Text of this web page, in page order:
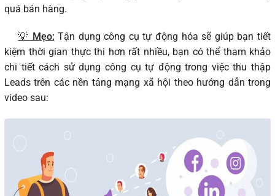
quá bán hàng.
💡 Mẹo: Tận dụng công cụ tự động hóa sẽ giúp bạn tiết
kiệm thời gian thực thi hơn rất nhiều, bạn có thể tham khảo
chi tiết cách sử dụng công cụ tự động trong việc thu thập
Leads trên các nền tảng mạng xã hội theo hướng dẫn trong
video sau: